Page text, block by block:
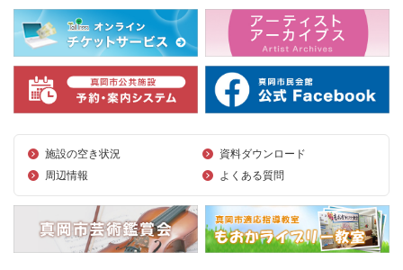
施設の空き状況
資料ダウンロード
周辺情報
よくある質問